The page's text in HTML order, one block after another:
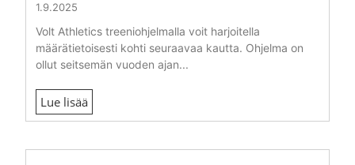
1.9.2025
Volt Athletics treeniohjelmalla voit harjoitella
määrätietoisesti kohti seuraavaa kautta. Ohjelma on
ollut seitsemän vuoden ajan...
Lue lisää